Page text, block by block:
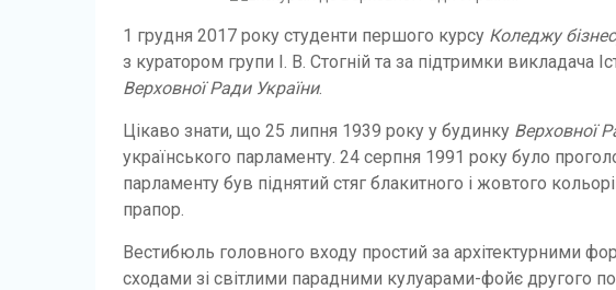
1 грудня 2017 року студенти першого курсу Коледжу
з куратором групи І. В. Стогній та за підтримки викладача
Верховної Ради України.
Цікаво знати, що 25 липня 1939 року у будинку Верховної
українського парламенту. 24 серпня 1991 року було
парламенту був піднятий стяг блакитного і жовтого
прапор.
Вестибюль головного входу простий за архітектурними
сходами зі світлими парадними кулуарами-фойє другого